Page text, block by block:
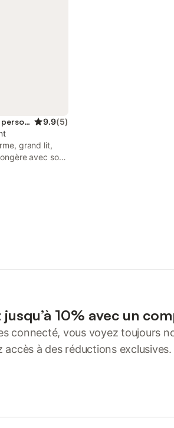
Chambre d’hôte pour 2 personnes 9.9(5)
grand lit,
avec son
portes du
10% avec un
connecté, vous voyez toujours
accès à des réductions exclusives.